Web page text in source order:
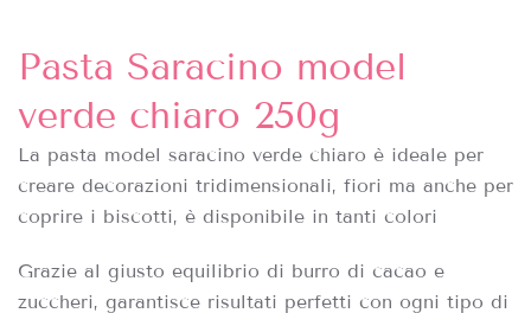
Pasta Saracino model
verde chiaro 250g
La pasta model saracino verde chiaro è ideale per
creare decorazioni tridimensionali, fiori ma anche per
coprire i biscotti, è disponibile in tanti colori
Grazie al giusto equilibrio di burro di cacao e
zuccheri, garantisce risultati perfetti con ogni tipo di